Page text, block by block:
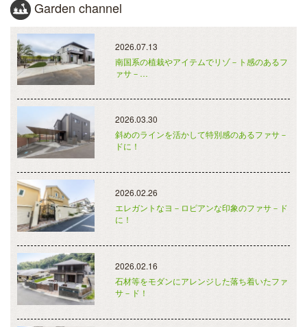
Garden channel
2026.07.13
南国系の植栽やアイテムでリゾ－ト感のあるフ
ァサ－…
2026.03.30
斜めのラインを活かして特別感のあるファサ－
ドに！
2026.02.26
エレガントなヨ－ロピアンな印象のファサ－ド
に！
2026.02.16
石材等をモダンにアレンジした落ち着いたファ
サ－ド！